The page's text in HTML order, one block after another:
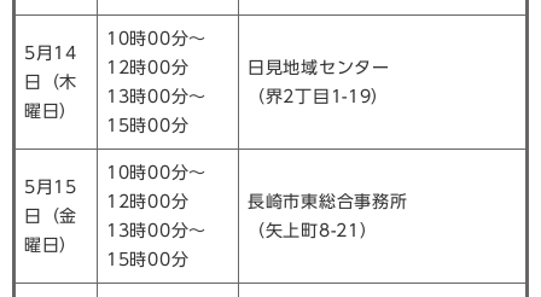
5月14
日（木
曜日）
10時00分～
12時00分
13時00分～
15時00分
日見地域センター
（界2丁目1-19）
5月15
日（金
曜日）
10時00分～
12時00分
13時00分～
15時00分
長崎市東総合事務所
（矢上町8-21）